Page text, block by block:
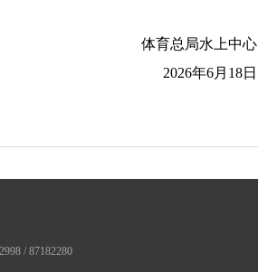
体育总局水上中心
2026年6月18日